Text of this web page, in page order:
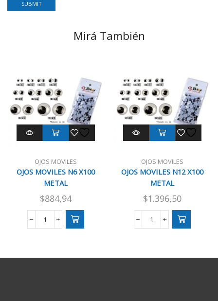
Mirá También
OJOS MOVILES
OJOS MOVILES N6 X100
METAL
$884,94
OJOS
METAL
OJOS MOVILES
OJOS MOVILES N12 X100
METAL
$1.396,50
OJOS
METAL